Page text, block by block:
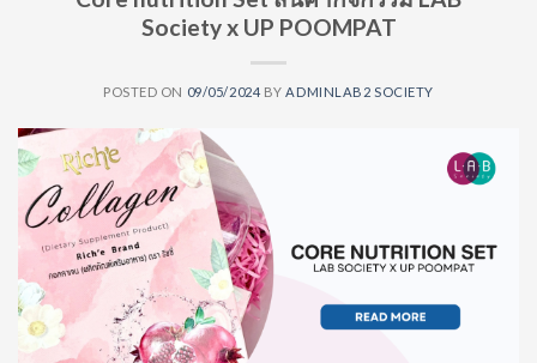
Society x UP POOMPAT
POSTED ON 09/05/2024 BYADMINLAB2 SOCIETY